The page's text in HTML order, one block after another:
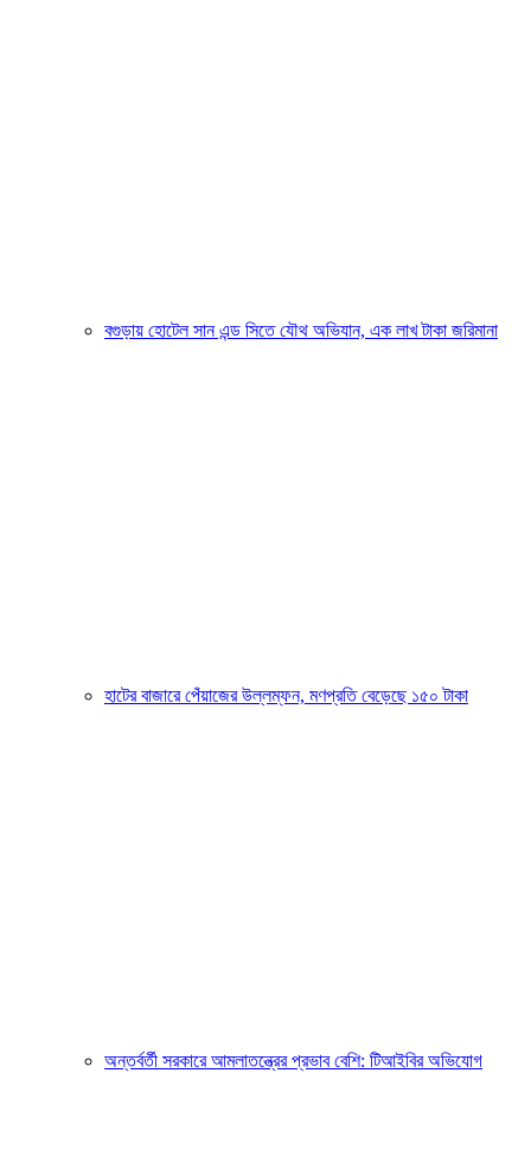
বগুড়ায় হোটেল সান এন্ড সিতে যৌথ অভিযান, এক লাখ টাকা জরিমানা
হাটের বাজারে পেঁয়াজের উল্লম্ফন, মণপ্রতি বেড়েছে ১৫০ টাকা
অন্তর্বর্তী সরকারে আমলাতন্ত্রের প্রভাব বেশি: টিআইবির অভিযোগ